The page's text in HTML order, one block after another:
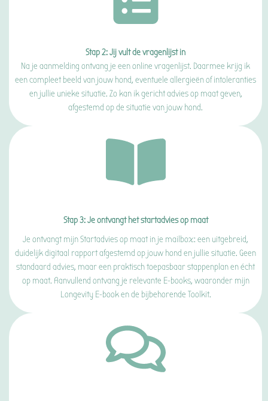
Stap 2:Jij vult de vragenlijst in
Na je aanmelding ontvang je een online vragenlijst. Daarmee krijg ik
een compleet beeld van jouw hond, eventuele allergieën of intoleranties
en jullie unieke situatie. Zo kan ik gericht advies op maat geven,
afgestemd op de situatie van jouw hond.
Stap 3: Je ontvangt het startadvies op maat
Je ontvangt mijn Startadvies op maat in je mailbox: een uitgebreid,
duidelijk digitaal rapport afgestemd op jouw hond en jullie situatie. Geen
standaard advies, maar een praktisch toepasbaar stappenplan en écht
op maat. Aanvullend ontvang je relevante E-books, waaronder mijn
Longevity E-book en de bijbehorende Toolkit.